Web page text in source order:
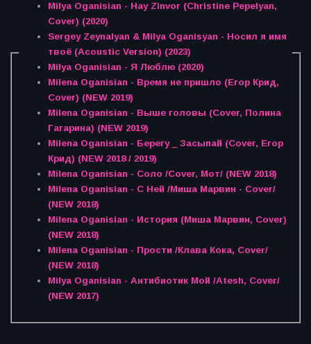
Milya Oganisian - Hay Zinvor (Christine Pepelyan,
Cover) (2020)
Sergey Zeynalyan & Milya Oganisyan - Носил я имя
твоё (Acoustic Version) (2023)
Milya Oganisian - Я Люблю (2020)
Milena Oganisian - Время не пришло (Егор Крид,
Cover) (NEW 2019)
Milena Oganisian - Выше головы (Cover, Полина
Гагарина) (NEW 2019)
Milena Oganisian - Берегу _ Засыпай (Cover, Егор
Крид) (NEW 2018 / 2019)
Milena Oganisian - Соло /Cover, Мот/ (NEW 2018)
Milena Oganisian - С Ней /Миша Марвин - Cover/
(NEW 2018)
Milena Oganisian - История (Миша Марвин, Cover)
(NEW 2018)
Milena Oganisian - Прости /Клава Кока, Cover/
(NEW 2018)
Milya Oganisian - Антибиотик Мой /Atesh, Cover/
(NEW 2017)